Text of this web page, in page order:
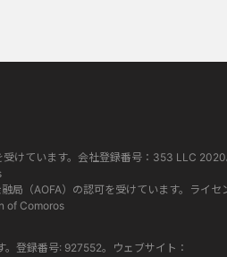
けています。会社登録番号：353 LLC
（AOFA）の認可を受けています。ライセ
of Comoros
登録番号: 927552。ウェブサイト：